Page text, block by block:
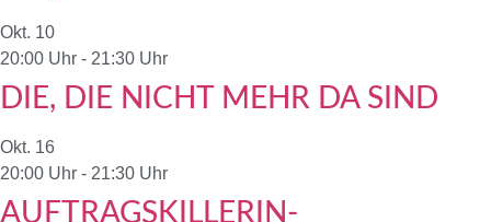
Okt. 10
20:00 Uhr - 21:30 Uhr
DIE, DIE NICHT MEHR DA SIND
Okt. 16
20:00 Uhr - 21:30 Uhr
AUFTRAGSKILLERIN-